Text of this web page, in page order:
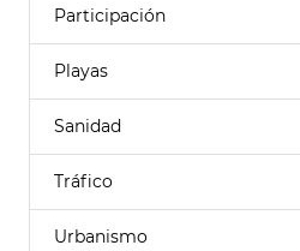
Participación
Playas
Sanidad
Tráfico
Urbanismo